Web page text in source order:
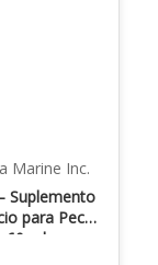
Marine Inc.
Suplemento
para Peces
– 60 ml